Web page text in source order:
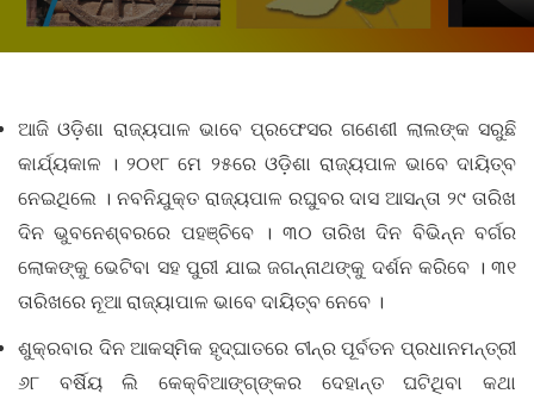
ଆଜି ଓଡ଼ିଶା ରାଜ୍ୟପାଳ ଭାବେ ପ୍ରଫେସର ଗଣେଶୀ ଲାଲଙ୍କ ସରୁଛି
କାର୍ଯ୍ୟକାଳ । ୨୦୧୮ ମେ ୨୫ରେ ଓଡ଼ିଶା ରାଜ୍ୟପାଳ ଭାବେ ଦାୟିତ୍ବ
ନେଇଥିଲେ । ନବନିଯୁକ୍ତ ରାଜ୍ୟପାଳ ରଘୁବର ଦାସ ଆସନ୍ତା ୨୯ ତାରିଖ
ଦିନ ଭୁବନେଶ୍ବରରେ ପହଞ୍ଚିବେ । ୩୦ ତାରିଖ ଦିନ ବିଭିନ୍ନ ବର୍ଗର
ଲୋକଙ୍କୁ ଭେଟିବା ସହ ପୁରୀ ଯାଇ ଜଗନ୍ନାଥଙ୍କୁ ଦର୍ଶନ କରିବେ । ୩୧
ତାରିଖରେ ନୂଆ ରାଜ୍ୟାପାଳ ଭାବେ ଦାୟିତ୍ବ ନେବେ ।
ଶୁକ୍ରବାର ଦିନ ଆକସ୍ମିକ ହୃଦ୍‌ଘାତରେ ଚୀନ୍‌ର ପୂର୍ବତନ ପ୍ରଧାନମନ୍ତ୍ରୀ
୬୮ ବର୍ଷିୟ ଲି କେକ୍ବିଆଙ୍ଗ୍‌ଙ୍କର ଦେହାନ୍ତ ଘଟିଥିବା କଥା